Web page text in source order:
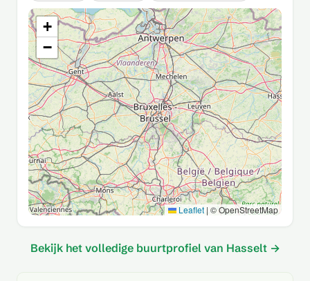
+
−
Leaflet | © OpenStreetMap
Bekijk het volledige buurtprofiel van Hasselt →